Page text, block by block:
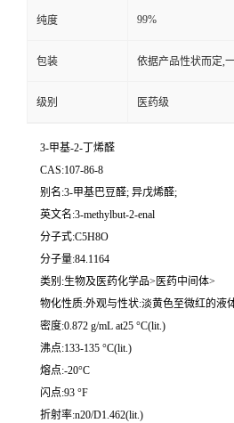
纯度 99%
包装 依据产品性状而定,
级别 医药级
3-甲基-2-丁烯醛
CAS:107-86-8
别名:3-甲基巴豆醛; 异戊烯醛;
英文名:3-methylbut-2-enal
分子式:C5H8O
分子量:84.1164
类别:生物及医药化学品>医药中间体>
物化性质:外观与性状:淡黄色至微红的液
密度:0.872 g/mL at25 °C(lit.)
沸点:133-135 °C(lit.)
熔点:-20°C
闪点:93 °F
折射率:n20/D1.462(lit.)